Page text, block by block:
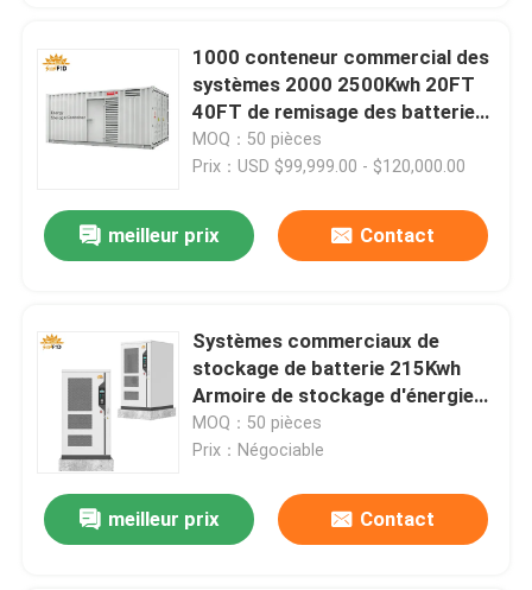
Paquet de la batterie LiFePO4
Paquet de batterie au lithium d'EV
Inverseur à énergie solaire
tous dans une installation de batterie solaire
Système résidentiel de stockage de l'énergie
1000 conteneur commercial des
systèmes 2000 2500Kwh 20FT
40FT de remisage des batteries
1500Kwh solaire
MOQ：50 pièces
Prix：USD $99,999.00 - $120,000.00
meilleur prix Contact
Systèmes commerciaux de
stockage de batterie 215Kwh
Armoire de stockage d'énergie
solaire ESS
MOQ：50 pièces
Prix：Négociable
meilleur prix Contact